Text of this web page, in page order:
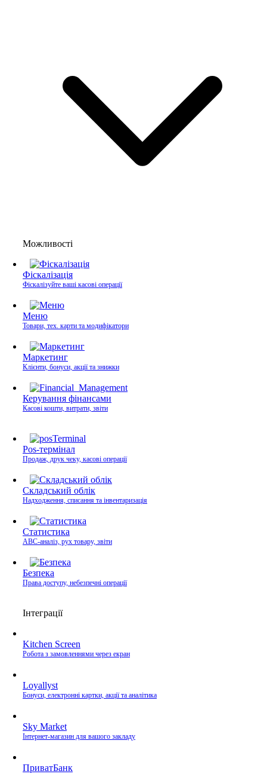
Можливості
Фіскалізація
Фіскалізуйте ваші касові операції
Меню
Товари, тех. карти та модифікатори
Маркетинг
Клієнти, бонуси, акції та знижки
Керування фінансами
Касові кошти, витрати, звіти
Pos-термінал
Продаж, друк чеку, касові операції
Складський облік
Надходження, списання та інвентаризація
Статистика
ABC-аналіз, рух товару, звіти
Безпека
Права доступу, небезпечні операції
Інтеграції
Kitchen Screen
Робота з замовленнями через екран
Loyallyst
Бонуси, електронні картки, акції та аналітика
Sky Market
Інтернет-магазин для вашого закладу
ПриватБанк